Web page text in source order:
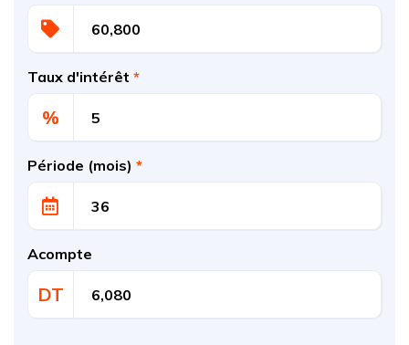
Taux d'intérêt *
%
Période (mois) *
Acompte
DT